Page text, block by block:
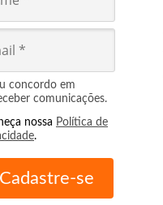
concordo em
comunicações.
nossa Política de
.